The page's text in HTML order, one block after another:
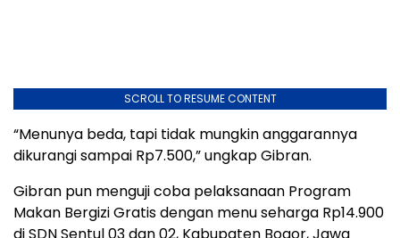
SCROLL TO RESUME CONTENT
“Menunya beda, tapi tidak mungkin anggarannya
dikurangi sampai Rp7.500,” ungkap Gibran.
Gibran pun menguji coba pelaksanaan Program
Makan Bergizi Gratis dengan menu seharga Rp14.900